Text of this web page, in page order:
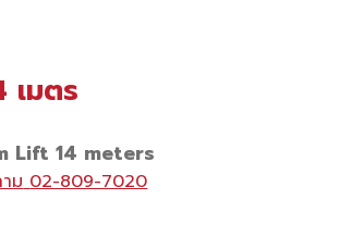
เมตร
Lift 14 meters
ม 02-809-7020